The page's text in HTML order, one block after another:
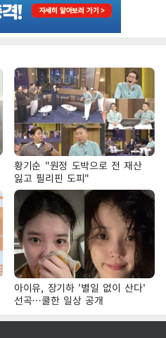
황기순 "원정 도박으로 전 재산
잃고 필리핀 도피"
아이유, 장기하 '별일 없이 산다'
선곡…쿨한 일상 공개